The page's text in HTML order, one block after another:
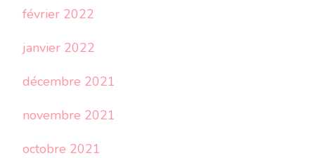
février 2022
janvier 2022
décembre 2021
novembre 2021
octobre 2021